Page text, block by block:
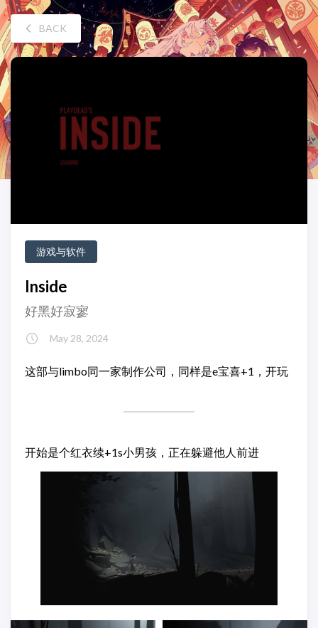
BACK
游戏与软件
Inside
好黑好寂寥
May 28, 2024
这部与limbo同一家制作公司，同样是e宝喜+1，开玩
开始是个红衣续+1s小男孩，正在躲避他人前进